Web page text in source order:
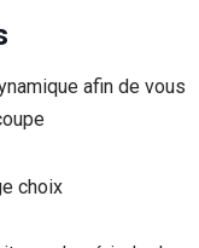
afin de vous
choix